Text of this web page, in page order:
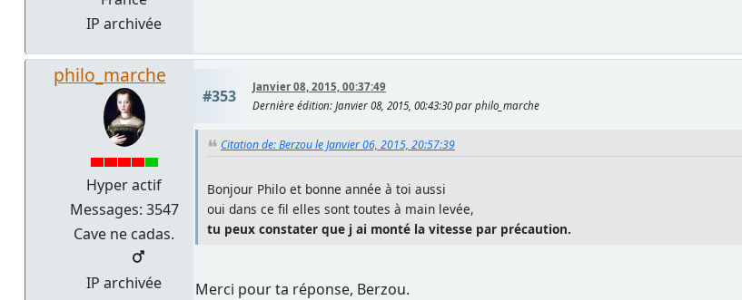
IP archivée
philo_marche
Hyper actif
Messages: 3547
Cave ne cadas.
IP archivée
#353
Janvier 08, 2015, 00:37:49
Dernière édition: Janvier 08, 2015, 00:43:30 par philo_marche
Citation de: Berzou le Janvier 06, 2015, 20:57:39
Bonjour Philo et bonne année à toi aussi
oui dans ce fil elles sont toutes à main levée,
tu peux constater que j ai monté la vitesse par précaution.
Merci pour ta réponse, Berzou.